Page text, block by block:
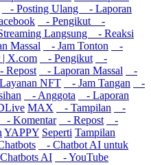
- Posting Ulang
- Laporan
- Pengikut
-
Langsung
- Reaksi
Massal - Jam Tonton
-
| X.com - Pengikut
-
Repost - Laporan Massal
-
NFT - Jam Tangan
-
- Anggota
- Laporan
MAX - Tampilan
-
- Komentar - Repost
-
YAPPY Seperti Tampilan
- Chatbot AI untuk
AI
- YouTube